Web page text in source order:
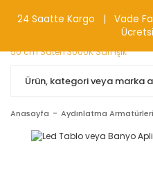
0(212) 240 87 88
Anasayfa Aydınlatma Armatürleri
24 Saatte Kargo | Vade